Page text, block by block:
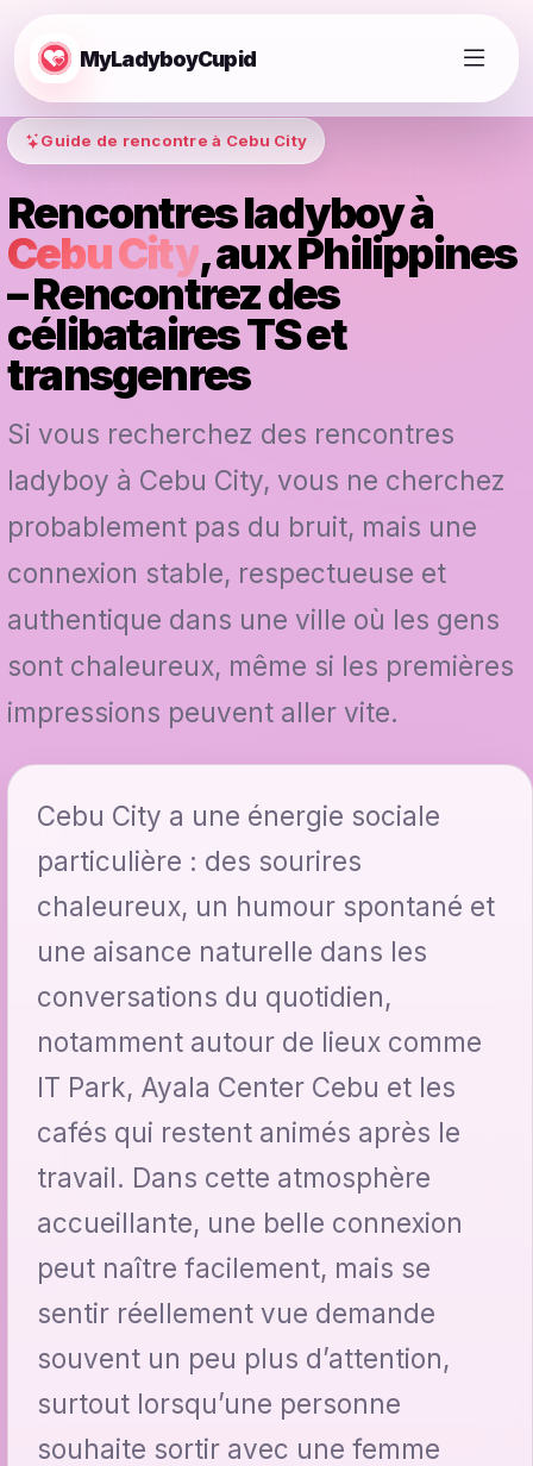
MyLadyboyCupid
Guide de rencontre à Cebu City
Rencontres ladyboy à
Cebu City, aux Philippines
– Rencontrez des
célibataires TS et
transgenres
Si vous recherchez des rencontres
ladyboy à Cebu City, vous ne cherchez
probablement pas du bruit, mais une
connexion stable, respectueuse et
authentique dans une ville où les gens
sont chaleureux, même si les premières
impressions peuvent aller vite.
Cebu City a une énergie sociale
particulière : des sourires
chaleureux, un humour spontané et
une aisance naturelle dans les
conversations du quotidien,
notamment autour de lieux comme
IT Park, Ayala Center Cebu et les
cafés qui restent animés après le
travail. Dans cette atmosphère
accueillante, une belle connexion
peut naître facilement, mais se
sentir réellement vue demande
souvent un peu plus d’attention,
surtout lorsqu’une personne
souhaite sortir avec une femme